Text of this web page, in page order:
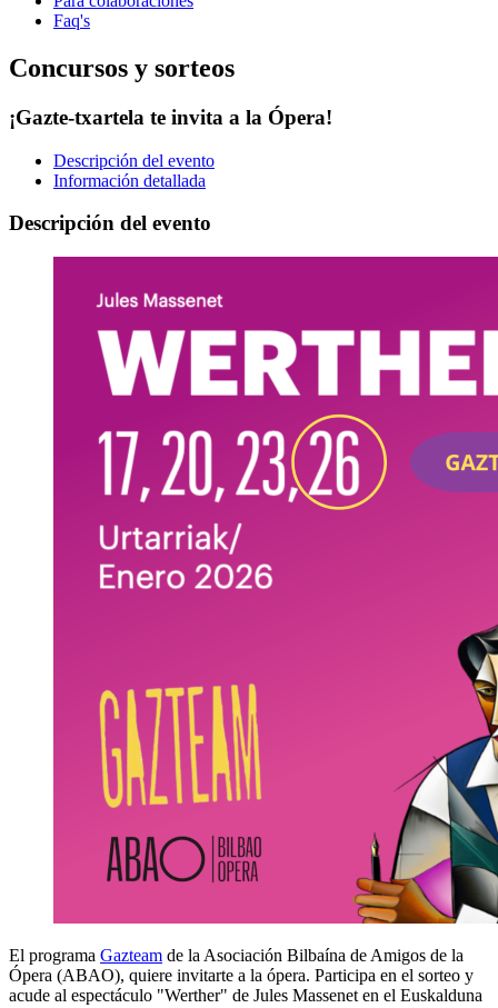
Faq's
Concursos y sorteos
¡Gazte-txartela te invita a la Ópera!
Descripción del evento
Información detallada
Descripción del evento
El programa Gazteam de la Asociación Bilbaína de Amigos de la
Ópera (ABAO), quiere invitarte a la ópera. Participa en el sorteo y
acude al espectáculo "Werther" de Jules Massenet en el Euskalduna